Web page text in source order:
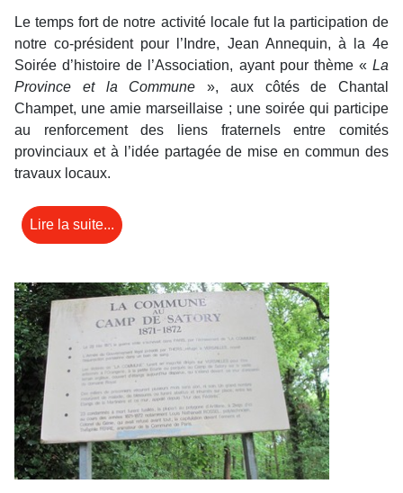
Le temps fort de notre activité locale fut la participation de
notre co-président pour l’Indre, Jean Annequin, à la 4e
Soirée d’histoire de l’Association, ayant pour thème « La
Province et la Commune », aux côtés de Chantal
Champet, une amie marseillaise ; une soirée qui participe
au renforcement des liens fraternels entre comités
provinciaux et à l’idée partagée de mise en commun des
travaux locaux.
Lire la suite...